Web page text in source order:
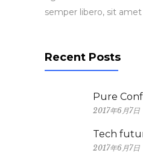
semper libero, sit amet
Recent Posts
Pure
2017年6月7日
Tech
2017年6月7日